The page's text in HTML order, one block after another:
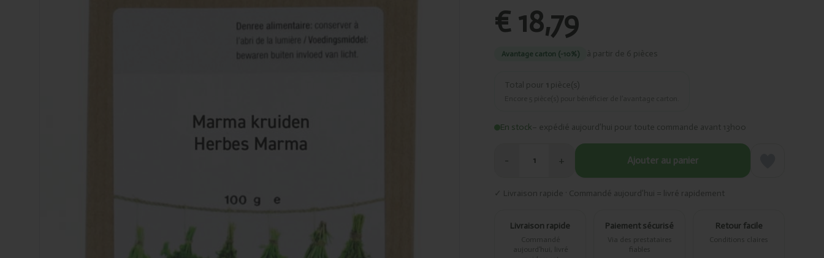
€ 18,79
Avantage carton (-10%) à partir de 6 pièces
Total pour 1 pièce(s)
En stock– expédié aujourd’hui pour toute commande avant 13h00
− 1 + Ajouter au panier
✓ Livraison rapide · Commandé aujourd’hui = livré rapidement
Livraison rapide
Commandé
aujourd’hui, livré
Paiement sécurisé
Via des prestataires
fiables
Retour facile
Conditions claires